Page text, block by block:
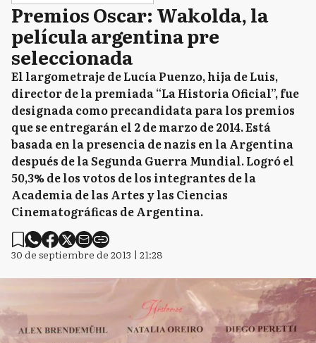
Premios Oscar: Wakolda, la
película argentina pre
seleccionada
El largometraje de Lucía Puenzo, hija de Luis,
director de la premiada “La Historia Oficial”, fue
designada como precandidata para los premios
que se entregarán el 2 de marzo de 2014. Está
basada en la presencia de nazis en la Argentina
después de la Segunda Guerra Mundial. Logró el
50,3% de los votos de los integrantes de la
Academia de las Artes y las Ciencias
Cinematográficas de Argentina.
30 de septiembre de 2013 | 21:28